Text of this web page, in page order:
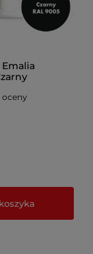
Emalia
oceny